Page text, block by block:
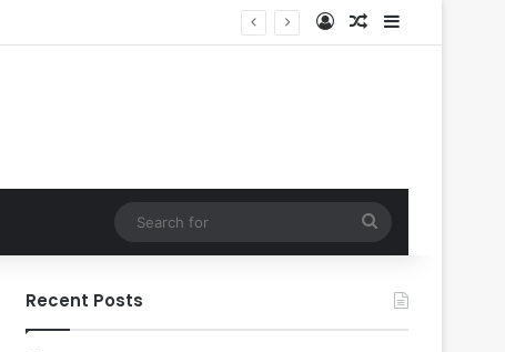
Log InRandom Article
Sidebar
for
Recent Posts